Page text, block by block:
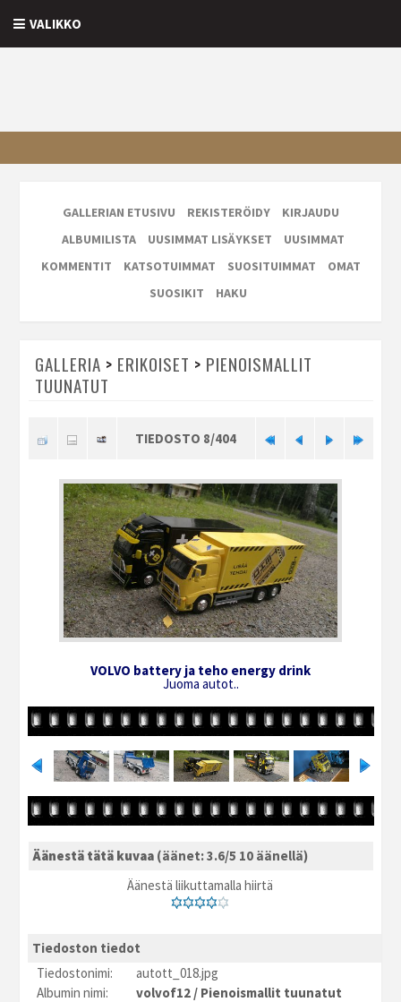
VALIKKO
GALLERIAN ETUSIVU REKISTERÖIDY
KIRJAUDU
ALBUMILISTA
UUSIMMAT LISÄYKSET
UUSIMMAT
KOMMENTIT
KATSOTUIMMAT SUOSITUIMMAT
OMAT
SUOSIKIT
HAKU
GALLERIA > ERIKOISET > PIENOISMALLIT
TUUNATUT
TIEDOSTO 8/404
VOLVO battery ja teho energy drink
Juoma autot..
Äänestä tätä kuvaa (äänet: 3.6/5 10 äänellä)
Äänestä liikuttamalla hiirtä
Tiedoston tiedot
Tiedostonimi:
autott_018.jpg
Albumin nimi:
volvof12 / Pienoismallit tuunatut